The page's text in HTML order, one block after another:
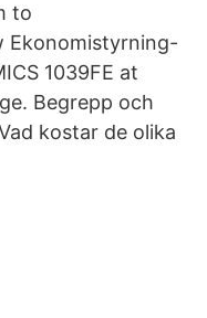
to
Ekonomistyrning-
1039FE at
Begrepp och
kostar de olika